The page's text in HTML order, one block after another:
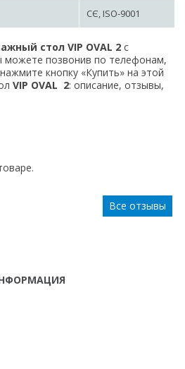
СЄ, ISO-9001
стол VIP OVAL 2с
можете позвонив по телефонам,
кнопку «Купить» на этой
VIP OVAL 2: описание, отзывы,
Все отзывы